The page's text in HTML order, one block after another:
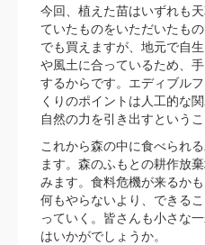
今回、植えた苗はいずれも
ていたものをいただいたも
でも買えますが、地元で自
や風土に合っているため、
するからです。エディブル
くりのポイントは人工的な
自然の力を引き出すというこ
これから森の中に食べられ
ます。森のふもとの耕作放
みます。食料危機が来るか
何もやらないより、できる
っていく。皆さんも小さな
はいかがでしょうか。